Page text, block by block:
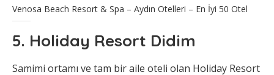
Venosa Beach Resort & Spa – Aydın Otelleri – En İyi 50 Otel
5. Holiday Resort Didim
Samimi ortamı ve tam bir aile oteli olan Holiday Resort